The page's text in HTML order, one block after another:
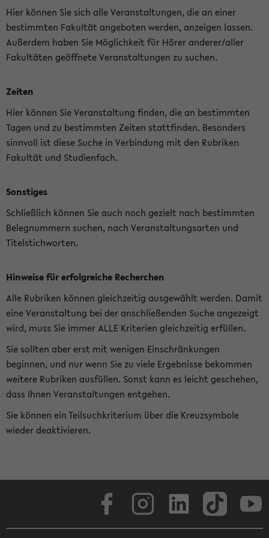
Hier können Sie sich alle Veranstaltungen, die an einer
bestimmten Fakultät angeboten werden, anzeigen lassen.
Außerdem haben Sie Möglichkeit für Hörer anderer/aller
Fakultäten geöffnete Veranstaltungen zu suchen.
Zeiten
Hier können Sie Veranstaltung finden, die an bestimmten
Tagen und zu bestimmten Zeiten stattfinden. Besonders
sinnvoll ist diese Suche in Verbindung mit den Rubriken
Fakultät und Studienfach.
Sonstiges
Schließlich können Sie auch noch gezielt nach bestimmten
Belegnummern suchen, nach Veranstaltungsarten und
Titelstichworten.
Hinweise für erfolgreiche Recherchen
Alle Rubriken können gleichzeitig ausgewählt werden. Damit
eine Veranstaltung bei der anschließenden Suche angezeigt
wird, muss Sie immer ALLE Kriterien gleichzeitig erfüllen.
Sie sollten aber erst mit wenigen Einschränkungen
beginnen, und nur wenn Sie zu viele Ergebnisse bekommen
weitere Rubriken ausfüllen. Sonst kann es leicht geschehen,
dass Ihnen Veranstaltungen entgehen.
Sie können ein Teilsuchkriterium über die Kreuzsymbole
wieder deaktivieren.